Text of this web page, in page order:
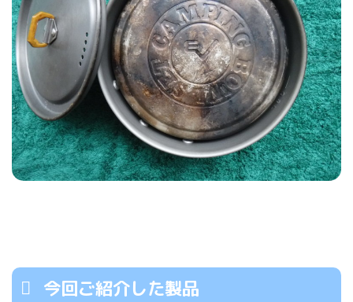
今回ご紹介した製品